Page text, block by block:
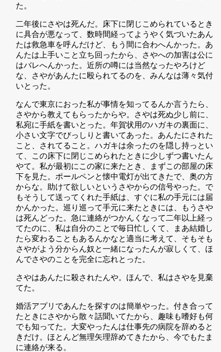
た。
二年後にさやは死んだ。床下に閉じこめられているとき
に具合が悪なって、数時間経ってようやく気づいたあん
たは救急車を呼んだけど、もう間に合わへんかった。あ
んたは上手いこと立ち回ったから、さやへの加害は公に
はバレへんかった。近所の噂には当然なったやろけど
な、さやがあんたに殴られてるのを、みんなは薄々気付
いとった。
なんで東京におった私が事情を知ってるんか言うたら、
さやから教えてもらったからや。さやは死ぬ少し前に、
私宛に手紙を書いとった。年賀状用のハガキの裏面に、
小さい文字でびっしりと書いてあった。あんたにされた
こと、されてること。ハガキは余ったのを隠し持っとい
て、この床下に閉じこめられたときに少しずつ書いたん
やて。私が最初にこの家に来たとき、まずこの部屋の床
下を見た。ポールペンと懐中電灯が出てきたで、奥の方
からな。助けて欲しいというさやからの信号やった。で
もそうして送ってくれた手紙は、すぐに私の手元には届
かんかった。巡り巡って手元に来たときには、もうさや
は死んどった。急に連絡がつかんくなって二年以上経っ
てたのに、私は自分のことで毎日忙しくて、まあ結婚し
たら変わることもあるんかなと適当に考えて、そもそも
さやがよう分からん奴と一緒になったんが寂しくて、ほ
んでさやのことを完全に忘れとった。
さやはあんたに殺されたんや。ほんで、私はさやを見棄
てた。
婚活アプリであんたを探すのは簡単やった。付き合って
たときにさやから散々話聞いてたから、趣味も嗜好も何
でも知ってた。大変やったんは仕事先の病院を辞めると
きだけ。ほとんど無理矢理辞めてきたから、今でもたま
に連絡が来る。